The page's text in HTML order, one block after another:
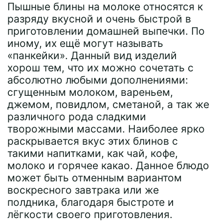
Пышные блины на молоке относятся к
разряду вкусной и очень быстрой в
приготовлении домашней выпечки. По
иному, их ещё могут называть
«панкейки». Данный вид изделий
хорош тем, что их можно сочетать с
абсолютно любыми дополнениями:
сгущенным молоком, вареньем,
джемом, повидлом, сметаной, а так же
различного рода сладкими
творожными массами. Наиболее ярко
раскрывается вкус этих блинов с
такими напитками, как чай, кофе,
молоко и горячее какао. Данное блюдо
может быть отменным вариантом
воскресного завтрака или же
полдника, благодаря быстроте и
лёгкости своего приготовления.